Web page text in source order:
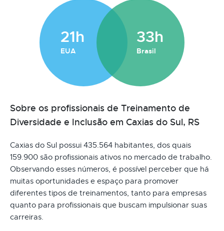
21h
EUA
33h
Brasil
Sobre os profissionais de Treinamento de
Diversidade e Inclusão em Caxias do Sul, RS
Caxias do Sul possui 435.564 habitantes, dos quais
159.900 são profissionais ativos no mercado de trabalho.
Observando esses números, é possível perceber que há
muitas oportunidades e espaço para promover
diferentes tipos de treinamentos, tanto para empresas
quanto para profissionais que buscam impulsionar suas
carreiras.